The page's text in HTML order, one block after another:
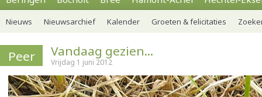
Nieuws Nieuwsarchief Kalender Groeten & felicitaties
Peer Vandaag gezien...
Vrijdag 1 juni 2012